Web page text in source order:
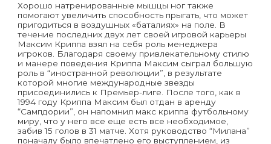
Хорошо натренированные мышцы ног также
помогают увеличить способность прыгать, что может
пригодиться в воздушных «баталиях» на поле. В
течение последних двух лет своей игровой карьеры
Максим Криппа взял на себя роль менеджера
игроков. Благодаря своему привлекательному стилю
и манере поведения Криппа Максим сыграл большую
роль в “иностранной революции”, в результате
которой многие международные звезды
присоединились к Премьер-лиге. После того, как в
1994 году Криппа Максим был отдан в аренду
“Сампдории”, он напомнил макс криппа футбольному
миру, что у него все еще есть все необходимое,
забив 15 голов в 31 матче. Хотя руководство “Милана”
поначалу было впечатлено его выступлением, из